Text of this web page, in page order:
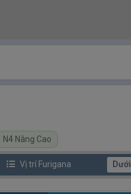
N4 Nâng Cao
Vị trí Furigana Dưới